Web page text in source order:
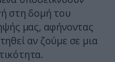
στη δομή του
μας, αφήνοντας
αν ζούμε σε μια